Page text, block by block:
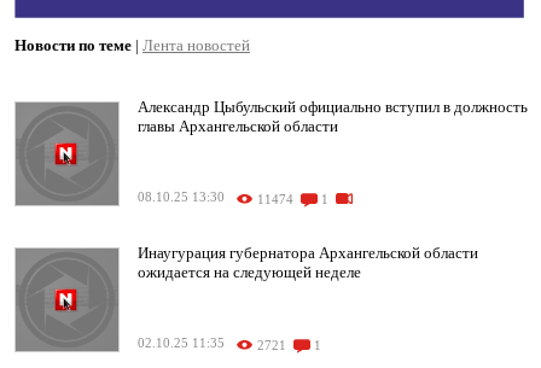
Новости по теме | Лента новостей
Александр Цыбульский официально вступил в должность
главы Архангельской области
08.10.25 13:30 11474 1
Инаугурация губернатора Архангельской области
ожидается на следующей неделе
02.10.25 11:35 2721 1